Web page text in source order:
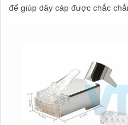
để giúp dây cáp được chắc